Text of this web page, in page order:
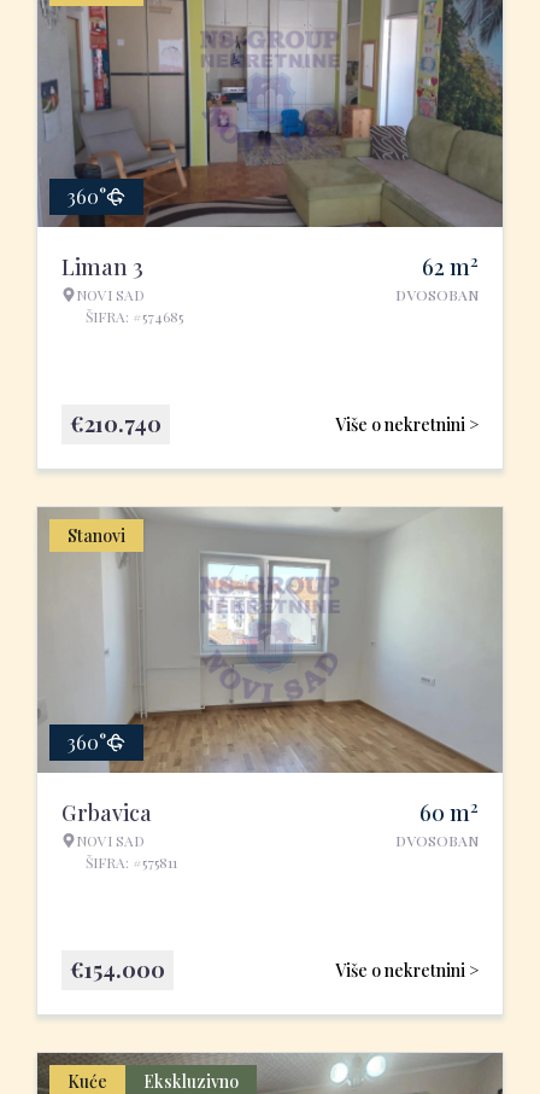
360°
Liman 3
NOVI SAD
ŠIFRA: #574685
62 m2
DVOSOBAN
Više o nekretnini >
€210.740
Stanovi
360°
Grbavica
NOVI SAD
ŠIFRA: #575811
60 m2
DVOSOBAN
Više o nekretnini >
€154.000
Kuće Ekskluzivno